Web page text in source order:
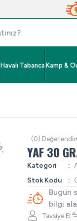
Havalı Tabanca Kamp &
(0)
YAF 30
Kategori
Stok Kodu
Bugün
bilgi
Tavsiye Et